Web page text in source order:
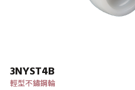
3NYST4B
輕型不鏽鋼輪